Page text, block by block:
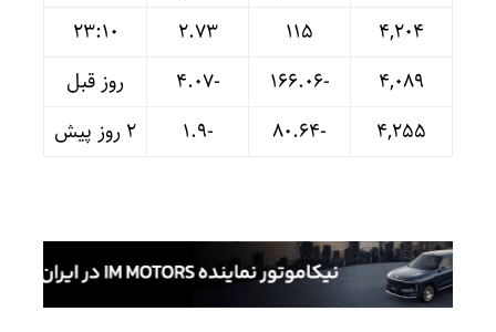
۴,۲۰۴
۱۱۵ ۲.۷۳
23:10
۴,۰۸۹
-۱۶۶.۰۶ -۴.۰۷
روز قبل
۴,۲۵۵
-۸۰.۶۴ -۱.۹ ۲ روز پیش